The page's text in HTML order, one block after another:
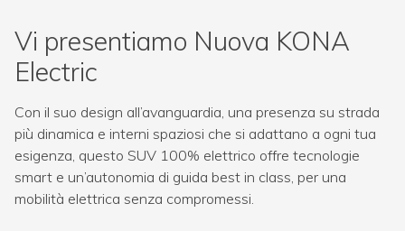
Vi presentiamo Nuova KONA
Electric
Con il suo design all’avanguardia, una presenza su strada
più dinamica e interni spaziosi che si adattano a ogni tua
esigenza, questo SUV 100% elettrico offre tecnologie
smart e un’autonomia di guida best in class, per una
mobilità elettrica senza compromessi.